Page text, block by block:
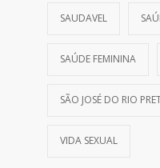
SAUDAVEL
SAÚDE FEMININA
SÃO JOSÉ DO RIO
VIDA SEXUAL